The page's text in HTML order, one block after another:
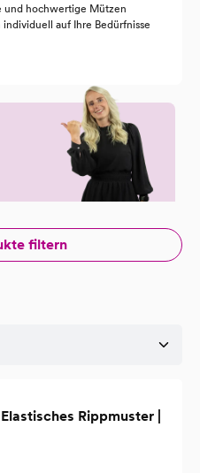
und hochwertige Mützen
auf Ihre Bedürfnisse
Shop können Sie unter
bestickte Mützen als
Unser Team hilft Ihnen
zu lassen, die Ihren
filtern
Rippmuster |